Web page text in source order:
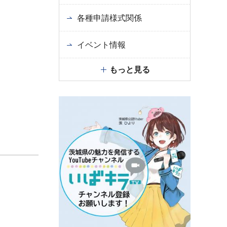
各種申請様式関係
イベント情報
もっと見る